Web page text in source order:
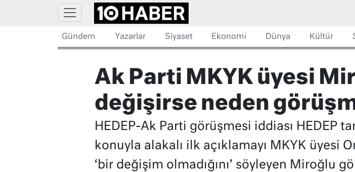
Gündem Yazarlar Siyaset Ekonomi Dünya Kültür
Ak Parti MKYK üyesi
değişirse neden
HEDEP-Ak Parti görüşmesi iddiası HEDEP
konuyla alakalı ilk açıklamayı MKYK üyesi
‘bir değişim olmadığını’ söyleyen Miroğlu